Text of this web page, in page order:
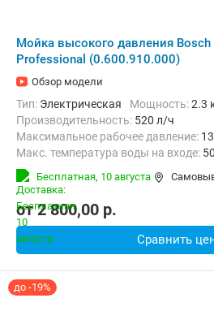
Мойка высокого давления Bosch
Professional (0.600.910.000)
Обзор модели
Тип: Электрическая Мощность:2.3
Производительность: 520 л/ч
Максимальное рабочее давление:
Макс. температура воды на входе:
Длина шланга высокого давления :
Бесплатная, 10 августа
от2 800,00 p.
Сравнить
до -19%